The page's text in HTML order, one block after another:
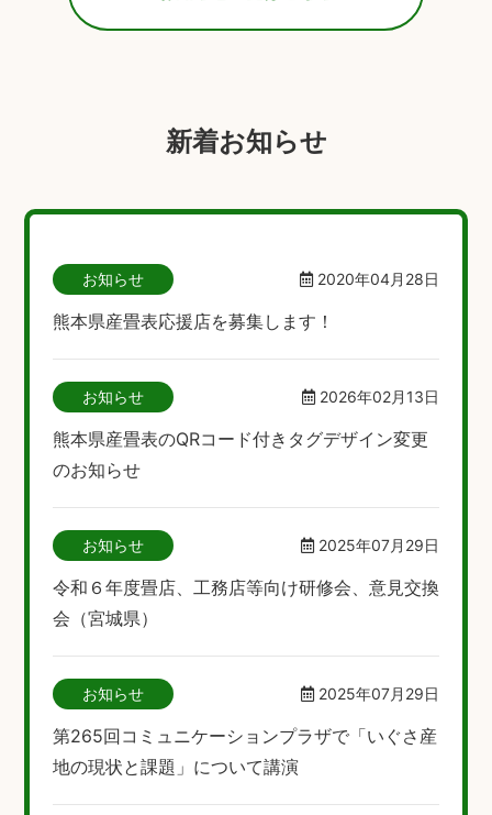
新着お知らせ
お知らせ 2020年04月28日
熊本県産畳表応援店を募集します！
お知らせ 2026年02月13日
熊本県産畳表のQRコード付きタグデザイン変更
のお知らせ
お知らせ 2025年07月29日
令和６年度畳店、工務店等向け研修会、意見交換
会（宮城県）
お知らせ 2025年07月29日
第265回コミュニケーションプラザで「いぐさ産
地の現状と課題」について講演